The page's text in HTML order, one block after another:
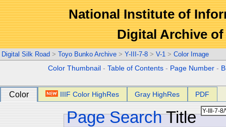
National Institute of
Digital Archive
Digital Silk Road > Toyo Bunko Archive > Y-III-7-8 > V-1 > Color Image
Color Thumbnail -Table of Contents - Page Number -
Color IIIF Color HighRes Gray HighRes PDF
Page Search Title